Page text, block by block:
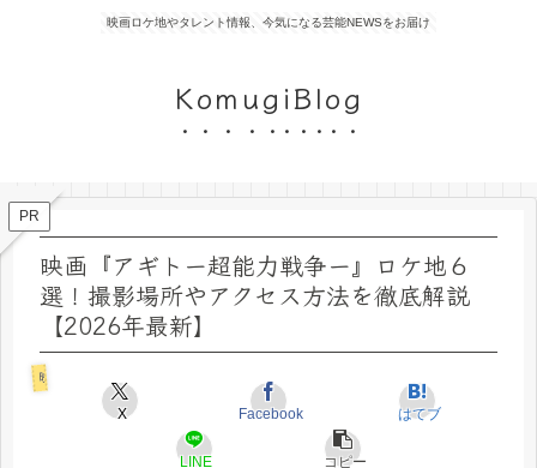
映画ロケ地やタレント情報、今気になる芸能NEWSをお届け
KomugiBlog
PR
映画『アギトー超能力戦争ー』ロケ地６
選！撮影場所やアクセス方法を徹底解説
【2026年最新】
映画ロケ地
X Facebook はてブ
LINE コピー